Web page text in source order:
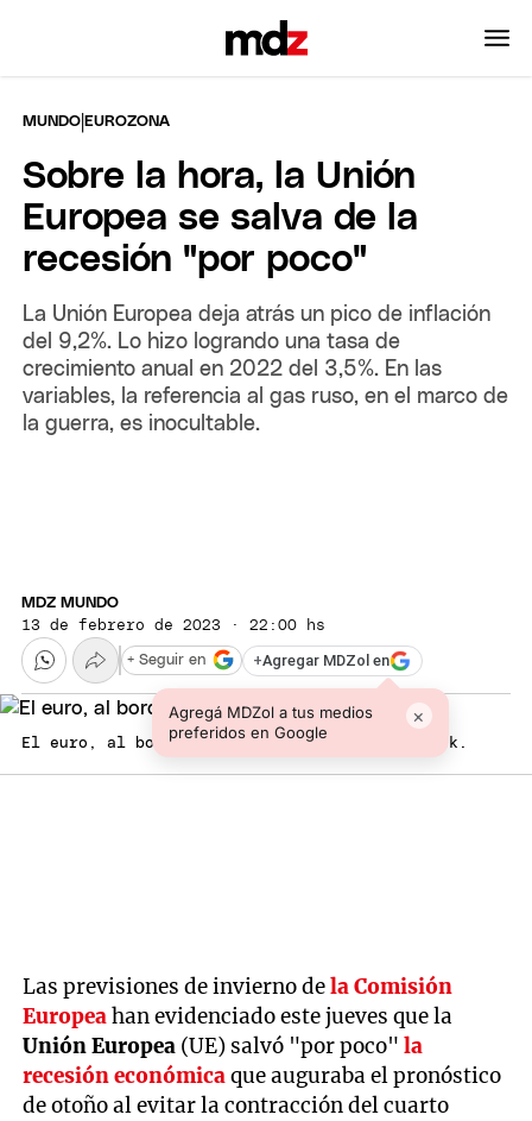
MUNDO |EUROZONA
Sobre la hora, la Unión
Europea se salva de la
recesión "por poco"
La Unión Europea deja atrás un pico de inflación
del 9,2%. Lo hizo logrando una tasa de
crecimiento anual en 2022 del 3,5%. En las
variables, la referencia al gas ruso, en el marco de
la guerra, es inocultable.
MDZ MUNDO
13 de febrero de 2023 · 22:00 hs
+Agregar MDZol en
Agregá MDZol a tus medios
preferidos en Google
×
+ Seguir en
El euro, al borde de la recesión. Foto: Istock.
Las previsiones de invierno dela Comisión
Europeahan evidenciado este jueves que la
Unión Europea (UE) salvó "por poco"la
recesión económicaque auguraba el pronóstico
de otoño al evitar la contracción del cuarto